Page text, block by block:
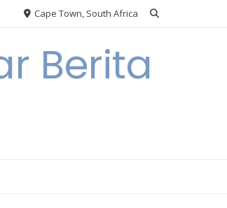
Cape Town, South Africa
Berita